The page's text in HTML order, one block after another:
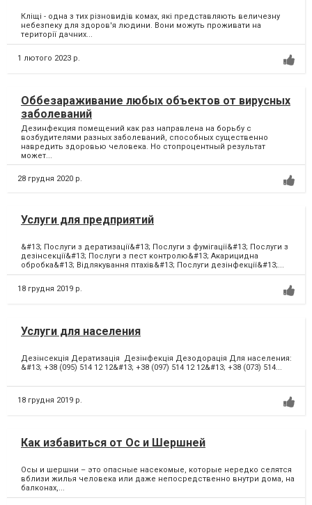
Кліщі - одна з тих різновидів комах, які представляють величезну
небезпеку для здоров'я людини. Вони можуть проживати на
території дачних...
1 лютого 2023 р.
Оббезараживание любых объектов от вирусных
заболеваний
Дезинфекция помещений как раз направлена на борьбу с
возбудителями разных заболеваний, способных существенно
навредить здоровью человека. Но стопроцентный результат
может...
28 грудня 2020 р.
Услуги для предприятий
&#13; Послуги з дератизації&#13; Послуги з фумігації&#13; Послуги з
дезінсекції&#13; Послуги з пест контролю&#13; Акарицидна
обробка&#13; Відлякування птахів&#13; Послуги дезінфекції&#13;...
18 грудня 2019 р.
Услуги для населения
Дезінсекція Дератизація Дезінфекція Дезодорація Для населения:
&#13; +38 (095) 514 12 12&#13; +38 (097) 514 12 12&#13; +38 (073) 514...
18 грудня 2019 р.
Как избавиться от Ос и Шершней
Осы и шершни – это опасные насекомые, которые нередко селятся
вблизи жилья человека или даже непосредственно внутри дома, на
балконах,...